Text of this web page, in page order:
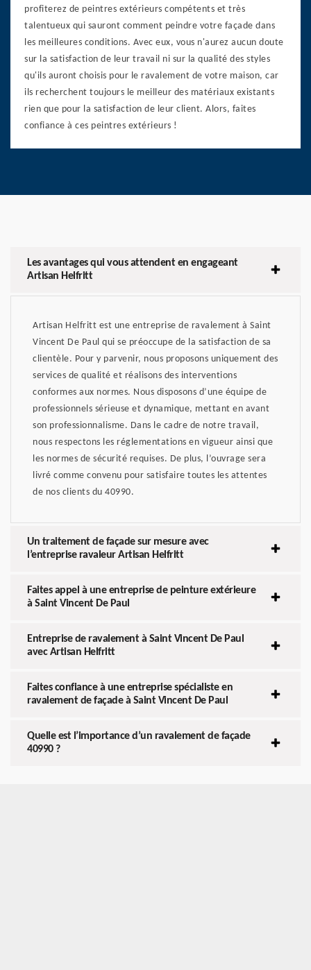
profiterez de peintres extérieurs compétents et très
talentueux qui sauront comment peindre votre façade dans
les meilleures conditions. Avec eux, vous n'aurez aucun doute
sur la satisfaction de leur travail ni sur la qualité des styles
qu'ils auront choisis pour le ravalement de votre maison, car
ils recherchent toujours le meilleur des matériaux existants
rien que pour la satisfaction de leur client. Alors, faites
confiance à ces peintres extérieurs !
Les avantages qui vous attendent en engageant
Artisan Helfritt
Artisan Helfritt est une entreprise de ravalement à Saint
Vincent De Paul qui se préoccupe de la satisfaction de sa
clientèle. Pour y parvenir, nous proposons uniquement des
services de qualité et réalisons des interventions
conformes aux normes. Nous disposons d’une équipe de
professionnels sérieuse et dynamique, mettant en avant
son professionnalisme. Dans le cadre de notre travail,
nous respectons les réglementations en vigueur ainsi que
les normes de sécurité requises. De plus, l’ouvrage sera
livré comme convenu pour satisfaire toutes les attentes
de nos clients du 40990.
Un traitement de façade sur mesure avec
l’entreprise ravaleur Artisan Helfritt
Faites appel à une entreprise de peinture extérieure
à Saint Vincent De Paul
Entreprise de ravalement à Saint Vincent De Paul
avec Artisan Helfritt
Faites confiance à une entreprise spécialiste en
ravalement de façade à Saint Vincent De Paul
Quelle est l’importance d’un ravalement de façade
40990 ?